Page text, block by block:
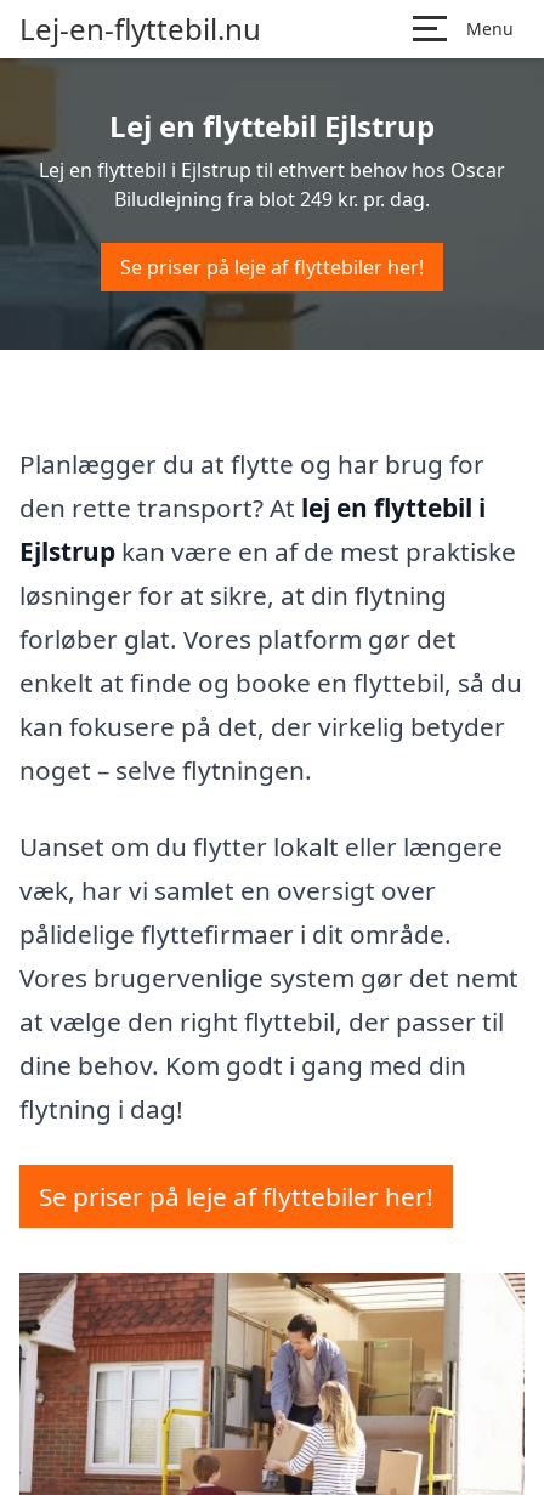
Lej-en-flyttebil.nu Menu
Lej en flyttebil Ejlstrup
Lej en flyttebil i Ejlstrup til ethvert behov hos Oscar
Biludlejning fra blot 249 kr. pr. dag.
Se priser på leje af flyttebiler her!
Planlægger du at flytte og har brug for
den rette transport? At lej en flyttebil i
Ejlstrup kan være en af de mest praktiske
løsninger for at sikre, at din flytning
forløber glat. Vores platform gør det
enkelt at finde og booke en flyttebil, så du
kan fokusere på det, der virkelig betyder
noget – selve flytningen.
Uanset om du flytter lokalt eller længere
væk, har vi samlet en oversigt over
pålidelige flyttefirmaer i dit område.
Vores brugervenlige system gør det nemt
at vælge den right flyttebil, der passer til
dine behov. Kom godt i gang med din
flytning i dag!
Se priser på leje af flyttebiler her!